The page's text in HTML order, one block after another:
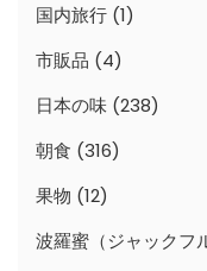
国内旅行 (1)
市販品 (4)
日本の味 (238)
朝食 (316)
果物 (12)
波羅蜜（ジャックフ